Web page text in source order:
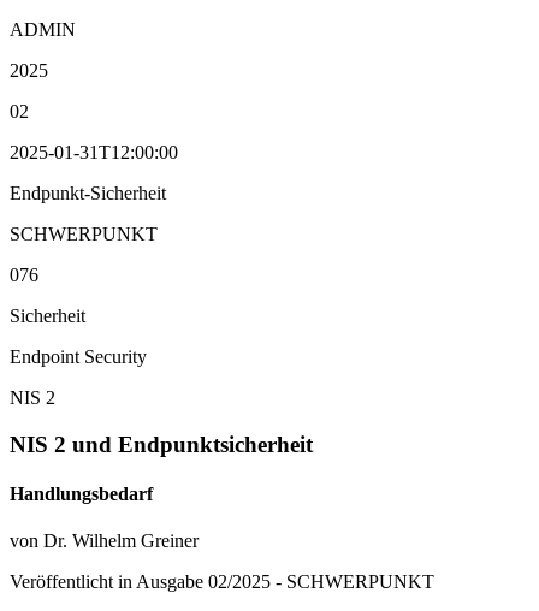
ADMIN
2025
02
2025-01-31T12:00:00
Endpunkt-Sicherheit
SCHWERPUNKT
076
Sicherheit
Endpoint Security
NIS 2
NIS 2 und Endpunktsicherheit
Handlungsbedarf
von Dr. Wilhelm Greiner
Veröffentlicht in Ausgabe 02/2025 - SCHWERPUNKT